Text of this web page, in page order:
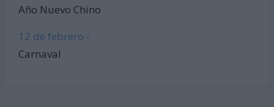
Año Nuevo Chino
12 de febrero -
Carnaval